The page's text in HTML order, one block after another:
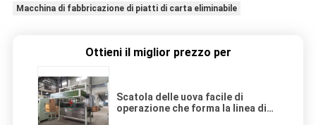
Macchina di fabbricazione di piatti di carta eliminabile
Ottieni il miglior prezzo per
Scatola delle uova facile di
operazione che forma la linea di